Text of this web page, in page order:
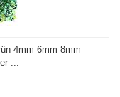
4mm 6mm 8mm
...